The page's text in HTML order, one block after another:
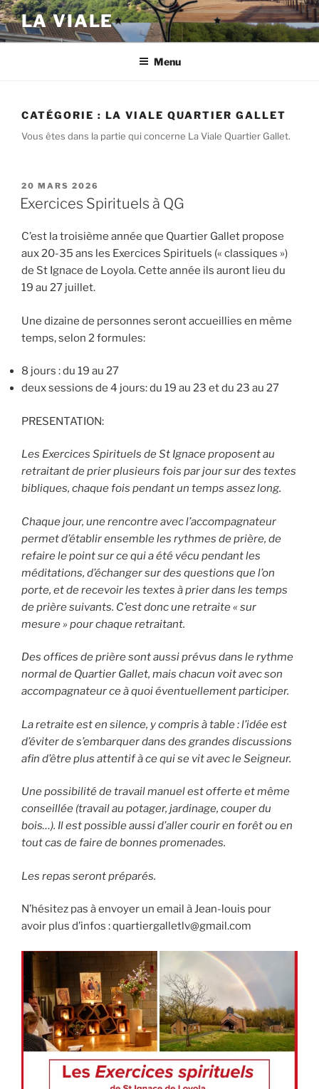
Aller
au
contenu
LA VIALE
Menu
CATÉGORIE : LA VIALE QUARTIER GALLET
Vous êtes dans la partie qui concerne La Viale Quartier Gallet.
PUBLIÉ
LE
20 MARS 2026
Exercices Spirituels à QG
C’est la troisième année que Quartier Gallet propose
aux 20-35 ans les Exercices Spirituels (« classiques »)
de St Ignace de Loyola. Cette année ils auront lieu du
19 au 27 juillet.
Une dizaine de personnes seront accueillies en même
temps, selon 2 formules:
8 jours : du 19 au 27
deux sessions de 4 jours: du 19 au 23 et du 23 au 27
PRESENTATION:
Les Exercices Spirituels de St Ignace proposent au
retraitant de prier plusieurs fois par jour sur des textes
bibliques, chaque fois pendant un temps assez long.
Chaque jour, une rencontre avec l’accompagnateur
permet d’établir ensemble les rythmes de prière, de
refaire le point sur ce qui a été vécu pendant les
méditations, d’échanger sur des questions que l’on
porte, et de recevoir les textes à prier dans les temps
de prière suivants. C’est donc une retraite « sur
mesure » pour chaque retraitant.
Des offices de prière sont aussi prévus dans le rythme
normal de Quartier Gallet, mais chacun voit avec son
accompagnateur ce à quoi éventuellement participer.
La retraite est en silence, y compris à table : l’idée est
d’éviter de s’embarquer dans des grandes discussions
afin d’être plus attentif à ce qui se vit avec le Seigneur.
Une possibilité de travail manuel est offerte et même
conseillée (travail au potager, jardinage, couper du
bois…). Il est possible aussi d’aller courir en forêt ou en
tout cas de faire de bonnes promenades.
Les repas seront préparés.
N’hésitez pas à envoyer un email à Jean-louis pour
avoir plus d’infos : quartiergalletlv@gmail.com